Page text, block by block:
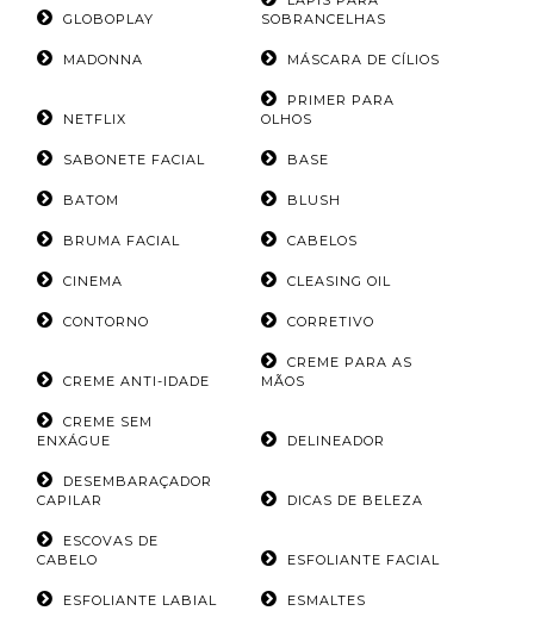
GLOBOPLAY
SOBRANCELHAS
MADONNA MÁSCARA DE CÍLIOS
NETFLIX
PRIMER PARA
OLHOS
SABONETE FACIAL BASE
BATOM BLUSH
BRUMA FACIAL CABELOS
CINEMA CLEASING OIL
CONTORNO CORRETIVO
CREME ANTI-IDADE
CREME PARA AS
MÃOS
CREME SEM
ENXÁGUE
DELINEADOR
DESEMBARAÇADOR
CAPILAR
DICAS DE BELEZA
ESCOVAS DE
CABELO
ESFOLIANTE FACIAL
ESFOLIANTE LABIAL ESMALTES